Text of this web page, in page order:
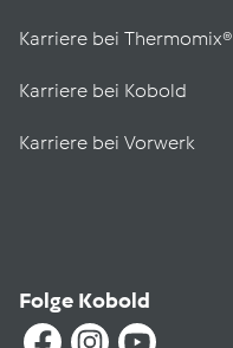
Karriere bei Thermomix®
Karriere bei Kobold
Karriere bei Vorwerk
Folge Kobold